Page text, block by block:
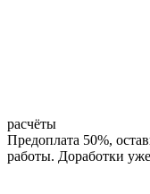
расчёты
Предоплата 50%,
работы. Доработки